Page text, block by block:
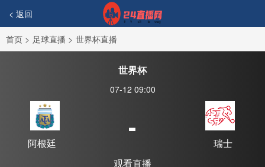
< 返回
首页 > 足球直播 > 世界杯直播
世界杯
07-12 09:00
阿根廷
-
瑞士
观看直播